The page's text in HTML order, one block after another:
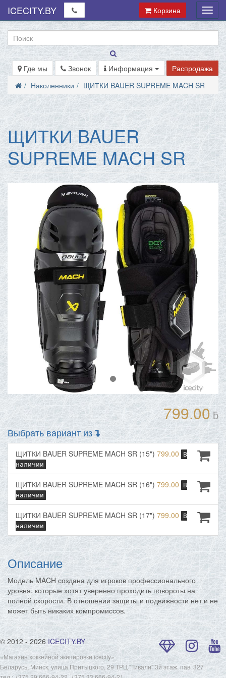
Меню
ICECITY.BY Корзина
Где мы Звонок Информация
Распродажа
Наколенники
ЩИТКИ BAUER SUPREME MACH SR
ЩИТКИ BAUER
SUPREME MACH SR
799.00 ƃ
Выбрать вариант из
ЩИТКИ BAUER SUPREME MACH SR (15") 799.00
В
наличии
ЩИТКИ BAUER SUPREME MACH SR (16") 799.00
В
наличии
ЩИТКИ BAUER SUPREME MACH SR (17") 799.00
В
наличии
Описание
Модель MACH создана для игроков профессионального
уровня, которые хотят уверенно проходить повороты на
полной скорости. В отношении защиты и подвижности нет и не
может быть никаких компромиссов.
© 2012 - 2026 ICECITY.BY
«Магазин хоккейной экипировки icecity»
Беларусь, Минск, улица Притыцкого, 29 ТРЦ "Тивали" 3й этаж, пав. 327